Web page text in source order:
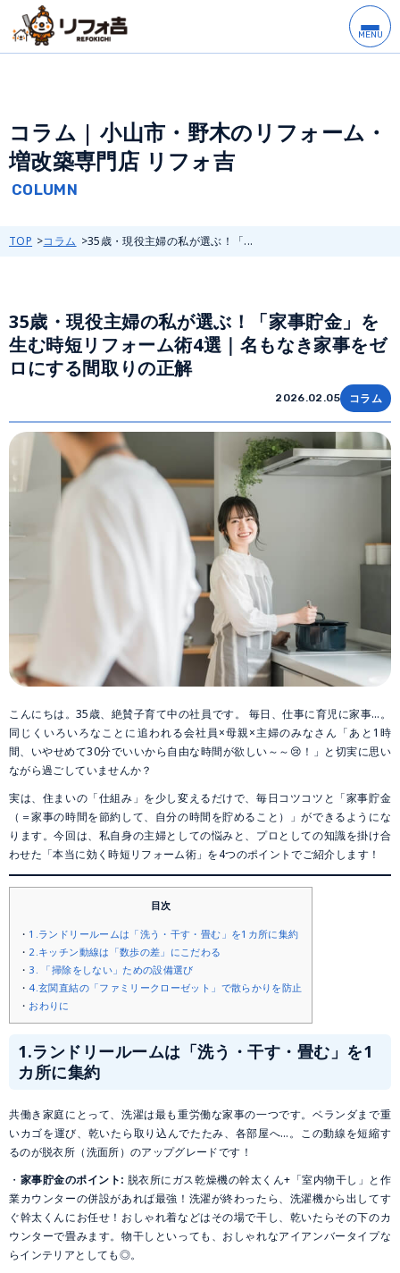
コラム | 小山市・野木のリフォーム・
増改築専門店 リフォ吉
TOP コラム 35歳・現役主婦の私が選ぶ！「...
35歳・現役主婦の私が選ぶ！「家事貯金」を
生む時短リフォーム術4選｜名もなき家事をゼ
ロにする間取りの正解
2026.02.05 コラム
こんにちは。35歳、絶賛子育て中の社員です。 毎日、仕事に育児に家事…。
同じくいろいろなことに追われる会社員×母親×主婦のみなさん「あと1時
間、いやせめて30分でいいから自由な時間が欲しい～～😢！」と切実に思い
ながら過ごしていませんか？
実は、住まいの「仕組み」を少し変えるだけで、毎日コツコツと「家事貯金
（＝家事の時間を節約して、自分の時間を貯めること）」ができるようにな
ります。今回は、私自身の主婦としての悩みと、プロとしての知識を掛け合
わせた「本当に効く時短リフォーム術」を4つのポイントでご紹介します！
目次
1.ランドリールームは「洗う・干す・畳む」を1カ所に集約
2.キッチン動線は「数歩の差」にこだわる
3. 「掃除をしない」ための設備選び
4.玄関直結の「ファミリークローゼット」で散らかりを防止
おわりに
1.ランドリールームは「洗う・干す・畳む」を1
カ所に集約
共働き家庭にとって、洗濯は最も重労働な家事の一つです。ベランダまで重
いカゴを運び、乾いたら取り込んでたたみ、各部屋へ…。この動線を短縮す
るのが脱衣所（洗面所）のアップグレードです！
・ 家事貯金のポイント: 脱衣所にガス乾燥機の幹太くん+「室内物干し」と作
業カウンターの併設があれば最強！洗濯が終わったら、洗濯機から出してす
ぐ幹太くんにお任せ！おしゃれ着などはその場で干し、乾いたらその下のカ
ウンターで畳みます。物干しといっても、おしゃれなアイアンバータイプな
らインテリアとしても◎。